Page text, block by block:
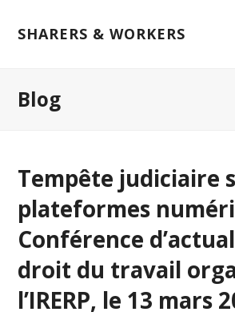
SHARERS & WORKERS
Blog
Tempête judiciaire
plateformes
Conférence
droit du travail
l’IRERP, le 13 mars